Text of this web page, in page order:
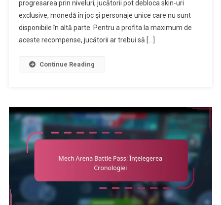
Descompunerea
Recompenselor
Lunare
progresarea prin niveluri, jucătorii pot debloca skin-uri
exclusive, monedă în joc și personaje unice care nu sunt
disponibile în altă parte. Pentru a profita la maximum de
aceste recompense, jucătorii ar trebui să […]
Continue Reading